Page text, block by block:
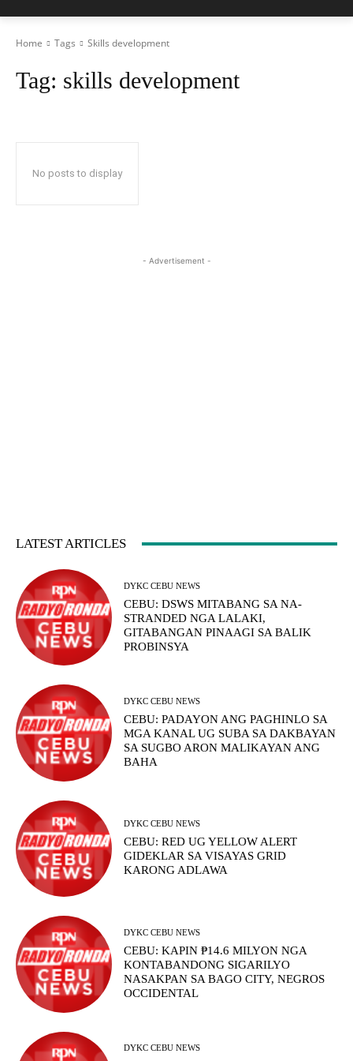
Home Tags Skills development
Tag: skills development
No posts to display
- Advertisement -
LATEST ARTICLES
DYKC CEBU NEWS
CEBU: DSWS MITABANG SA NA-
STRANDED NGA LALAKI,
GITABANGAN PINAAGI SA BALIK
PROBINSYA
DYKC CEBU NEWS
CEBU: PADAYON ANG PAGHINLO SA
MGA KANAL UG SUBA SA DAKBAYAN
SA SUGBO ARON MALIKAYAN ANG
BAHA
DYKC CEBU NEWS
CEBU: RED UG YELLOW ALERT
GIDEKLAR SA VISAYAS GRID
KARONG ADLAWA
DYKC CEBU NEWS
CEBU: KAPIN ₱14.6 MILYON NGA
KONTABANDONG SIGARILYO
NASAKPAN SA BAGO CITY, NEGROS
OCCIDENTAL
DYKC CEBU NEWS